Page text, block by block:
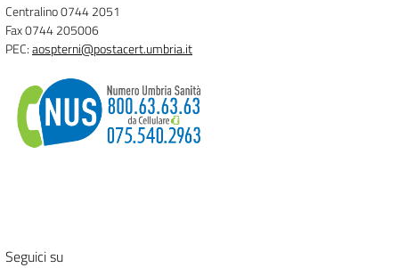
Centralino 0744 2051
Fax 0744 205006
PEC:aospterni@postacert.umbria.it
Seguici su